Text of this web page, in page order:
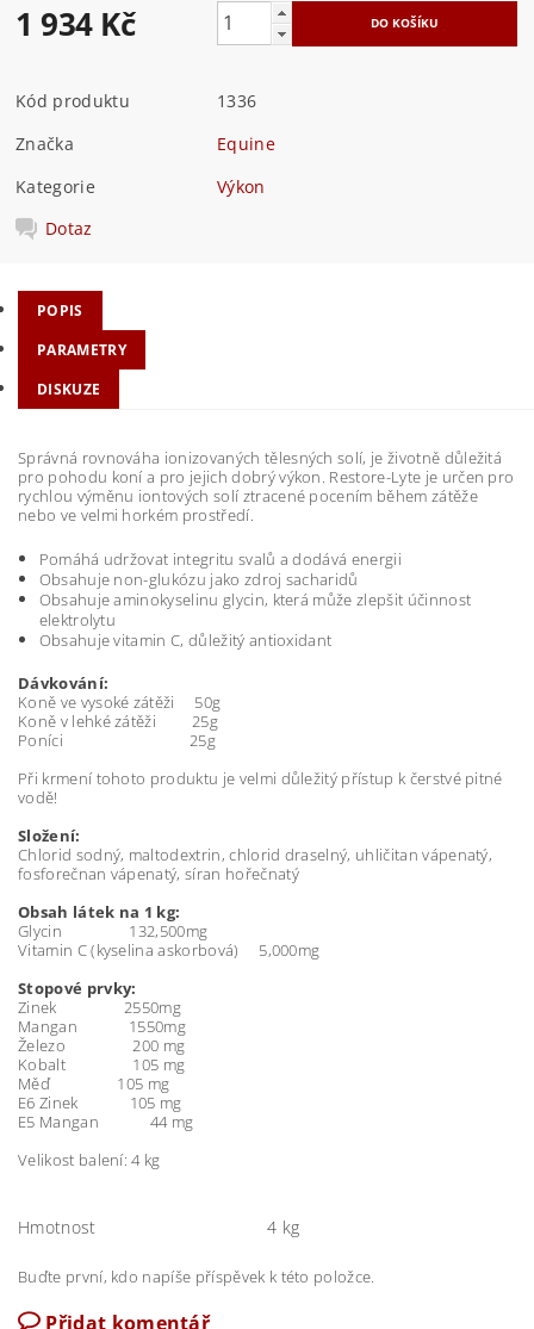
1 934 Kč
Kód produktu
1336
Značka
Equine
Kategorie
Výkon
Dotaz
POPIS
PARAMETRY
DISKUZE
Správná rovnováha ionizovaných tělesných solí, je životně důležitá
pro pohodu koní a pro jejich dobrý výkon. Restore-Lyte je určen pro
rychlou výměnu iontových solí ztracené pocením během zátěže
nebo ve velmi horkém prostředí.
Pomáhá udržovat integritu svalů a dodává energii
Obsahuje non-glukózu jako zdroj sacharidů
Obsahuje aminokyselinu glycin, která může zlepšit účinnost
elektrolytu
Obsahuje vitamin C, důležitý antioxidant
Dávkování:
Koně ve vysoké zátěži 50g
Koně v lehké zátěži 25g
Poníci 25g
Při krmení tohoto produktu je velmi důležitý přístup k čerstvé pitné
vodě!
Složení:
Chlorid sodný, maltodextrin, chlorid draselný, uhličitan vápenatý,
fosforečnan vápenatý, síran hořečnatý
Obsah látek na 1 kg:
Glycin 132,500mg
Vitamin C (kyselina askorbová) 5,000mg
Stopové prvky:
Zinek 2550mg
Mangan 1550mg
Železo 200 mg
Kobalt 105 mg
Měď 105 mg
E6 Zinek 105 mg
E5 Mangan 44 mg
Velikost balení: 4 kg
Hmotnost 4 kg
Buďte první, kdo napíše příspěvek k této položce.
Přidat komentář